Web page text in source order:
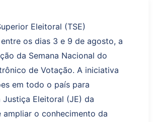
Eleitoral (TSE)
os dias 3 e 9 de agosto, a
da Semana Nacional do
de Votação. A iniciativa
es em todo o país para
Justiça Eleitoral (JE) da
ampliar o conhecimento da